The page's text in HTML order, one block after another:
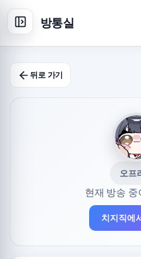
방통실
뒤로 가기
오프
현재 방송
치지직에